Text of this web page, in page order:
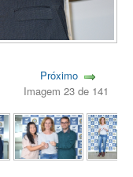
Próximo
Imagem 23 de 141